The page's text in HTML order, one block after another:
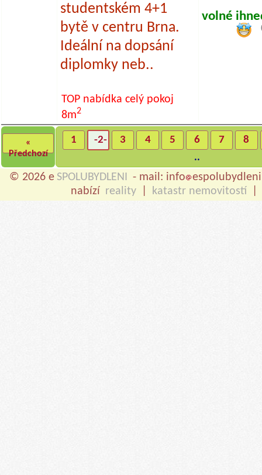
studentském 4+1
bytě v centru Brna.
Ideální na dopsání
diplomky neb..
TOP nabídka celý pokoj
8m2
volné
«
Předchozí
1 -2- 3 4 5 6 7
8
..
© 2026 e SPOLUBYDLENI - mail: info
nabízí reality katastr nemovitostí